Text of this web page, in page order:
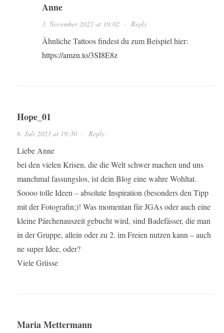
Anne
3. November 2023 at 10:02· Reply
Ähnliche Tattoos findest du zum Beispiel hier:
https://amzn.to/3SI8E8z
Hope_01
6. Juli 2023 at 19:30· Reply
Liebe Anne
bei den vielen Krisen, die die Welt schwer machen und uns
manchmal fassungslos, ist dein Blog eine wahre Wohltat.
Soooo tolle Ideen – absolute Inspiration (besonders den Tipp
mit der Fotografin;)! Was momentan für JGAs oder auch eine
kleine Pärchenauszeit gebucht wird, sind Badefässer, die man
in der Gruppe, allein oder zu 2. im Freien nutzen kann – auch
ne super Idee, oder?
Viele Grüsse
Maria Mettermann